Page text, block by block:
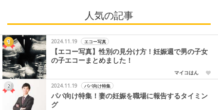
人気の記事
2024.11.19 エコー写真
【エコー写真】性別の見分け方！妊娠週で男の子女
の子エコーまとめました！
マイコはん
2024.11.19
パパ向け特集
パパ向け特集！妻の妊娠を職場に報告するタイミン
グ